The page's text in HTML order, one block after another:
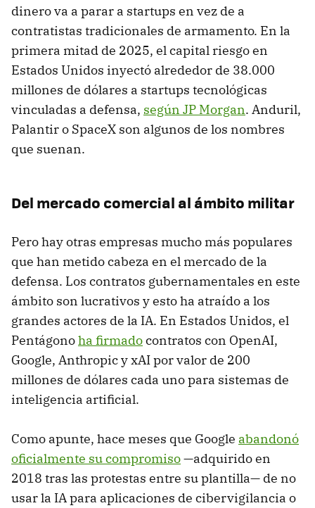
dinero va a parar a startups en vez de a
contratistas tradicionales de armamento. En la
primera mitad de 2025, el capital riesgo en
Estados Unidos inyectó alrededor de 38.000
millones de dólares a startups tecnológicas
vinculadas a defensa, según JP Morgan. Anduril,
Palantir o SpaceX son algunos de los nombres
que suenan.
Del mercado comercial al ámbito militar
Pero hay otras empresas mucho más populares
que han metido cabeza en el mercado de la
defensa. Los contratos gubernamentales en este
ámbito son lucrativos y esto ha atraído a los
grandes actores de la IA. En Estados Unidos, el
Pentágonoha firmadocontratos con OpenAI,
Google, Anthropic y xAI por valor de 200
millones de dólares cada uno para sistemas de
inteligencia artificial.
Como apunte, hace meses que Google abandonó
oficialmente su compromiso—adquirido en
2018 tras las protestas entre su plantilla— de no
usar la IA para aplicaciones de cibervigilancia o